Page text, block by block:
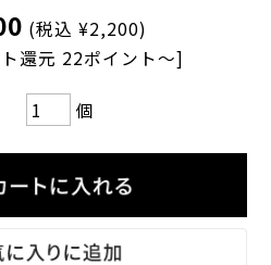
(税込 ¥2,200)
還元 22ポイント～]
個